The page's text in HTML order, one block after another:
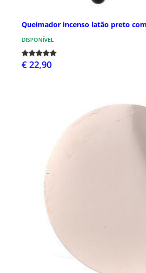
Queimador incenso latão preto
DISPONÍVEL
€ 22,90